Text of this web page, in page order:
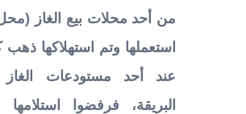
من أحد محلات بيع الغاز
استعملها وتم استهلاكها ذهب
عند أحد مستودعات الغاز
البريقة، فرفضوا